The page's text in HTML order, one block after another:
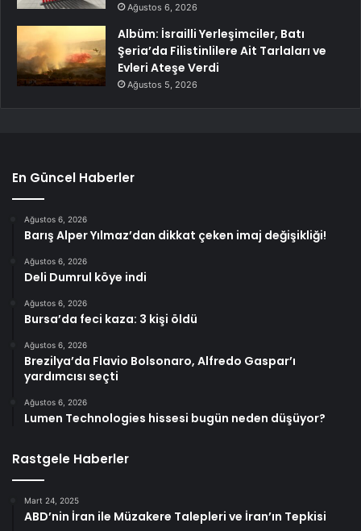
Ağustos 6, 2026
Albüm: İsrailli Yerleşimciler, Batı
Şeria’da Filistinlilere Ait Tarlaları ve
Evleri Ateşe Verdi
Ağustos 5, 2026
En Güncel Haberler
Ağustos 6, 2026
Barış Alper Yılmaz’dan dikkat çeken imaj değişikliği!
Ağustos 6, 2026
Deli Dumrul köye indi
Ağustos 6, 2026
Bursa’da feci kaza: 3 kişi öldü
Ağustos 6, 2026
Brezilya’da Flavio Bolsonaro, Alfredo Gaspar’ı
yardımcısı seçti
Ağustos 6, 2026
Lumen Technologies hissesi bugün neden düşüyor?
Rastgele Haberler
Mart 24, 2025
ABD’nin İran ile Müzakere Talepleri ve İran’ın Tepkisi